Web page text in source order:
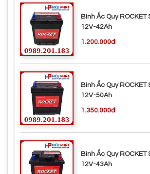
Bình Ắc Quy ROCKET
12V-42Ah
1.200.000đ
Bình Ắc Quy ROCKET
12V-50Ah
1.350.000đ
Bình Ắc Quy ROCKET
12V-43Ah